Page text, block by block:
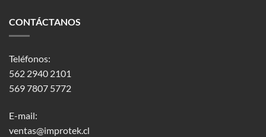
CONTÁCTANOS
Teléfonos:
562 2940 2101
569 7807 5772
E-mail:
ventas@improtek.cl